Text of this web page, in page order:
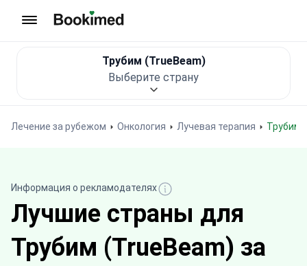
Лечение за рубежом Онкология Лучевая терапия Трубим
Трубим (TrueBeam)
Выберите страну
Информация о рекламодателях
Лучшие страны для
Трубим (TrueBeam) за